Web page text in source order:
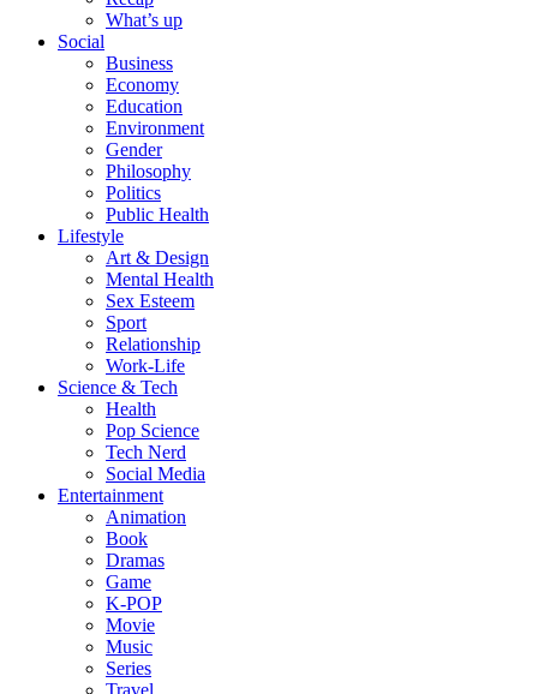
What’s up
Social
Business
Economy
Education
Environment
Gender
Philosophy
Politics
Public Health
Lifestyle
Art & Design
Mental Health
Sex Esteem
Sport
Relationship
Work-Life
Science & Tech
Health
Pop Science
Tech Nerd
Social Media
Entertainment
Animation
Book
Dramas
Game
K-POP
Movie
Music
Series
Travel